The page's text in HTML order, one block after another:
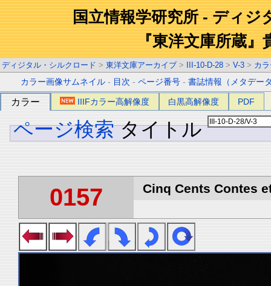
国立情報学研究所 - ディジ
『東洋文庫所蔵』
ディジタル・シルクロード > 東洋文庫アーカイブ > III-10-D-28 > V-3 > カ
カラー画像サムネイル - 目次 -ページ番号 -書誌情報（メタデー
カラー IIIFカラー高解像度 白黒高解像度 PDF
ページ検索 タイトル
0157 Cinq Cents Contes